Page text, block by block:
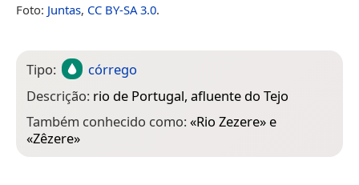
Foto: Juntas, CC BY-SA 3.0.
Tipo:
córrego
Descrição: rio de Portugal, afluente do Tejo
Também conhecido como:«Rio Zezere» e
«Zêzere»